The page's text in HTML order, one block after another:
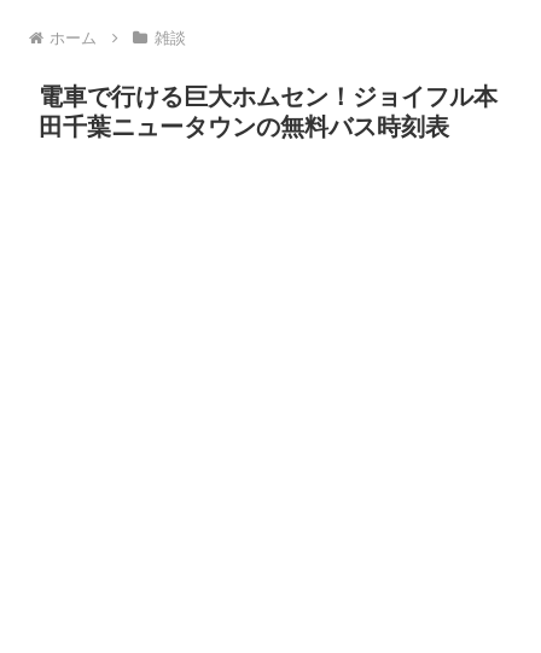
ホーム 雑談
電車で行ける巨大ホムセン！ジョイフル本
田千葉ニュータウンの無料バス時刻表